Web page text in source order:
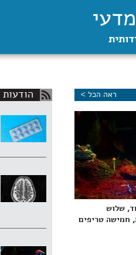
ראה הכל >
שלוש
חמישה טריפים
הודעות